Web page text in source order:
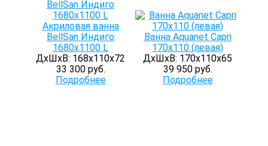
Акриловая ванна
BellSan Индиго
1680х1100 L
ДхШхВ: 168х110х72
33 300 руб.
Подробнее
Ванна Aquanet Capri
170х110 (левая)
ДхШхВ: 170х110х65
39 950 руб.
Подробнее